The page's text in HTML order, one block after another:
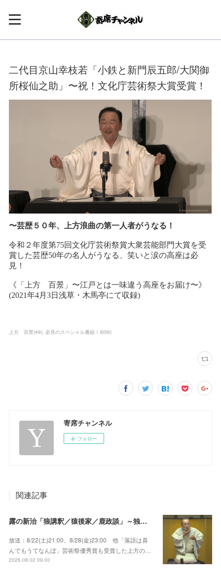
二代目京山幸枝若「小鉄と新門辰五郎/大関御
所桜仙之助」〜祝！文化庁芸術祭大賞受賞！
上方 百景(49) 必見のスペシャル番組！ (656)
寄席チャンネル
フォロー
関連記事
露の新治「狼講釈／猿後家／鹿政談」～独演会は毎回満員御礼！上方の人気重鎮落語家！
放送：8/22(土)21:00、8/28(金)23:00 他「落語は喜
んでもうてなんぼ」芸術祭優秀賞も受賞した上方の…
2026.08.02 09:00